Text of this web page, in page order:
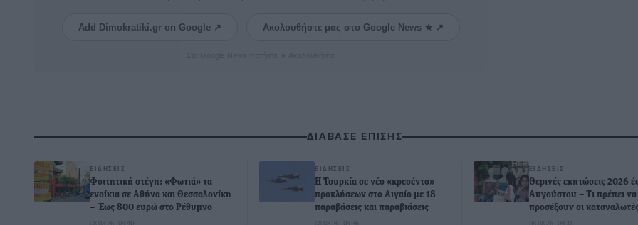
Add Dimokratiki.gr on Google ↗ Ακολουθήστε μας στο Google News ★ ↗
ΔΙΑΒΑΣΕ ΕΠΙΣΗΣ
ΕΙΔΉΣΕΙΣ
Φοιτητική στέγη: «Φωτιά» τα
ενοίκια σε Αθήνα και Θεσσαλονίκη
– Έως 800 ευρώ στο Ρέθυμνο
ΕΙΔΉΣΕΙΣ
Η Τουρκία σε νέο «κρεσέντο»
προκλήσεων στο Αιγαίο με 18
παραβάσεις και παραβιάσεις
ΕΙΔΉΣΕΙΣ
Θερινές εκπτώσεις 2026
Αυγούστου – Τι πρέπει να
προσέξουν οι